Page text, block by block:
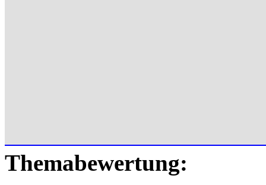
Themabewertung: